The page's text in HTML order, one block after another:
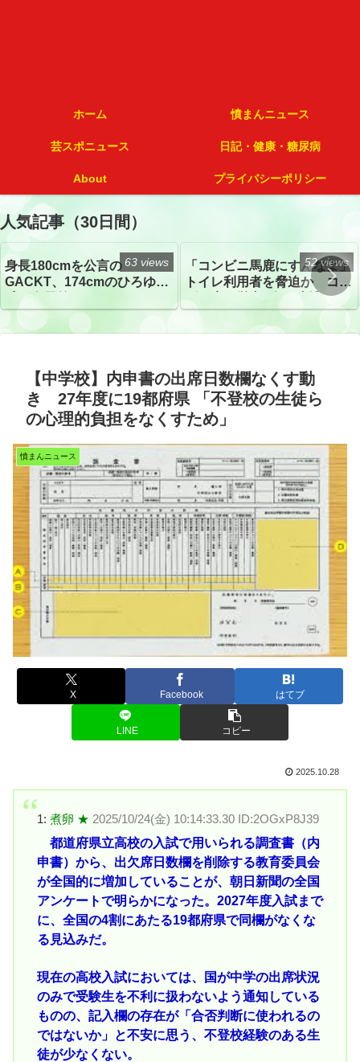
ホーム 憤まんニュース
芸スポニュース 日記・健康・糖尿病
About プライバシーポリシー
人気記事（30日間）
身長180cmを公言の
GACKT、174cmのひろゆき
トざわつき イベントでの写
真が話題
63 views
「コンビニ馬鹿にすんなよ」
トイレ利用者を脅迫か コン
52 views
【中学校】内申書の出席日数欄なくす動
き 27年度に19都府県 「不登校の生徒ら
の心理的負担をなくすため」
憤まんニュース
X Facebook はてブ
LINE コピー
2025.10.28
1: 煮卵 ★ 2025/10/24(金) 10:14:33.30 ID:2OGxP8J39
都道府県立高校の入試で用いられる調査書（内
申書）から、出欠席日数欄を削除する教育委員会
が全国的に増加していることが、朝日新聞の全国
アンケートで明らかになった。2027年度入試まで
に、全国の4割にあたる19都府県で同欄がなくな
る見込みだ。
現在の高校入試においては、国が中学の出席状況
のみで受験生を不利に扱わないよう通知している
ものの、記入欄の存在が「合否判断に使われるの
ではないか」と不安に思う、不登校経験のある生
徒が少なくない。